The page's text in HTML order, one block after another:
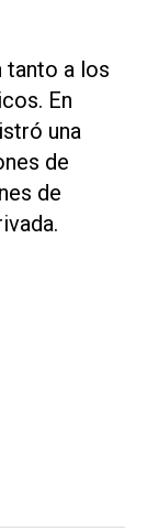
tanto a los
En
una
de
de